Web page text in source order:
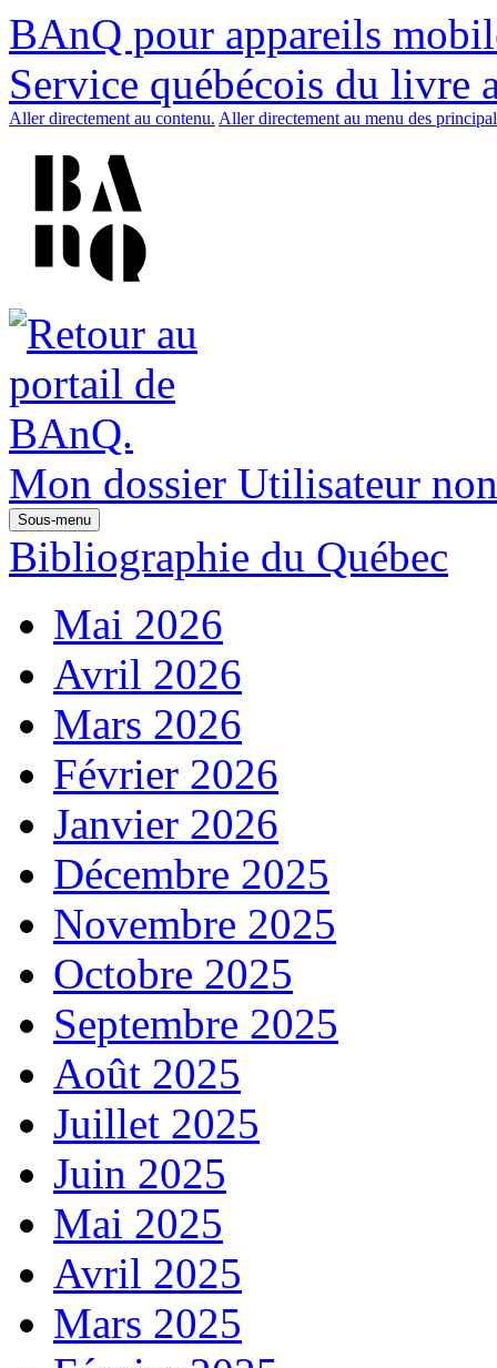
BAnQ pour appareils
Service québécois du livre
Aller directement au contenu. Aller directement au menu des
Mon dossier Utilisateur
Sous-menu
Bibliographie du Québec
Mai 2026
Avril 2026
Mars 2026
Février 2026
Janvier 2026
Décembre 2025
Novembre 2025
Octobre 2025
Septembre 2025
Août 2025
Juillet 2025
Juin 2025
Mai 2025
Avril 2025
Mars 2025